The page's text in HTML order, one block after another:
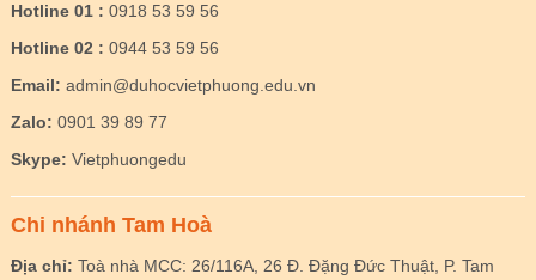
Hotline 01 : 0918 53 59 56
Hotline 02 : 0944 53 59 56
Email: admin@duhocvietphuong.edu.vn
Zalo: 0901 39 89 77
Skype: Vietphuongedu
Chi nhánh Tam Hoà
Địa chỉ: Toà nhà MCC: 26/116A, 26 Đ. Đặng Đức Thuật, P. Tam